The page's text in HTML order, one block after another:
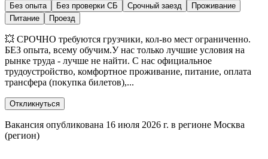
Без опыта Без проверки СБ Срочный заезд
Проживание
Питание
Проезд
💥 СРОЧНО требуются грузчики, кол-во мест ограниченно.
БЕЗ опыта, всему обучим.У нас только лучшие условия на
рынке труда - лучше не найти. С нас официальное
трудоустройство, комфортное проживание, питание, оплата
трансфера (покупка билетов),...
Откликнуться
Вакансия опубликована 16 июля 2026 г. в регионе Москва
(регион)